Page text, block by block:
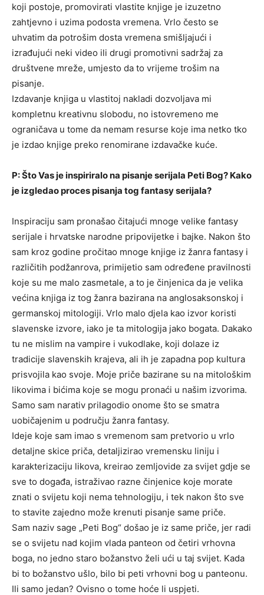
koji postoje, promovirati vlastite knjige je izuzetno
zahtjevno i uzima podosta vremena. Vrlo često se
uhvatim da potrošim dosta vremena smišljajući i
izrađujući neki video ili drugi promotivni sadržaj za
društvene mreže, umjesto da to vrijeme trošim na
pisanje.
Izdavanje knjiga u vlastitoj nakladi dozvoljava mi
kompletnu kreativnu slobodu, no istovremeno me
ograničava u tome da nemam resurse koje ima netko tko
je izdao knjige preko renomirane izdavačke kuće.
P: Što Vas je inspiriralo na pisanje serijala Peti Bog? Kako
je izgledao proces pisanja tog fantasy serijala?
Inspiraciju sam pronašao čitajući mnoge velike fantasy
serijale i hrvatske narodne pripovijetke i bajke. Nakon što
sam kroz godine pročitao mnoge knjige iz žanra fantasy i
različitih podžanrova, primijetio sam određene pravilnosti
koje su me malo zasmetale, a to je činjenica da je velika
većina knjiga iz tog žanra bazirana na anglosaksonskoj i
germanskoj mitologiji. Vrlo malo djela kao izvor koristi
slavenske izvore, iako je ta mitologija jako bogata. Dakako
tu ne mislim na vampire i vukodlake, koji dolaze iz
tradicije slavenskih krajeva, ali ih je zapadna pop kultura
prisvojila kao svoje. Moje priče bazirane su na mitološkim
likovima i bićima koje se mogu pronaći u našim izvorima.
Samo sam narativ prilagodio onome što se smatra
uobičajenim u području žanra fantasy.
Ideje koje sam imao s vremenom sam pretvorio u vrlo
detaljne skice priča, detaljizirao vremensku liniju i
karakterizaciju likova, kreirao zemljovide za svijet gdje se
sve to događa, istraživao razne činjenice koje morate
znati o svijetu koji nema tehnologiju, i tek nakon što sve
to stavite zajedno može krenuti pisanje same priče.
Sam naziv sage „Peti Bog“ došao je iz same priče, jer radi
se o svijetu nad kojim vlada panteon od četiri vrhovna
boga, no jedno staro božanstvo želi ući u taj svijet. Kada
bi to božanstvo ušlo, bilo bi peti vrhovni bog u panteonu.
Ili samo jedan? Ovisno o tome hoće li uspjeti.